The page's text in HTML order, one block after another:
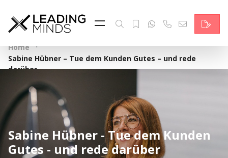
Feed & News
Reading Minds
Themen
Services
Wer wir sind
Kontakt
Home ·
Sabine Hübner – Tue dem Kunden Gutes – und rede
darüber
Sabine Hübner - Tue dem Kunden
Gutes - und rede darüber